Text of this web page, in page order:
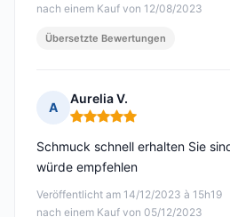
nach einem Kauf von 12/08/2023
Übersetzte Bewertungen
A
Aurelia V.
Hinweis: 5 von 5
Veröffentlicht am 14/12/2023 à 15h19
nach einem Kauf von 05/12/2023
Schmuck schnell erhalten Sie
würde empfehlen